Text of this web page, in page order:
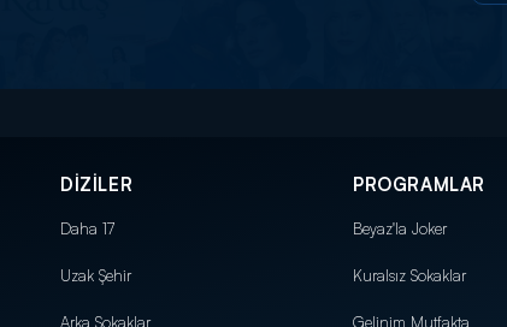
DİZİLER
Daha 17
Uzak Şehir
Arka Sokaklar
PROGRAMLAR
Beyaz'la Joker
Kuralsız Sokaklar
Gelinim Mutfakta